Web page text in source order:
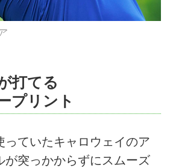
打てる
プリント
ていたキャロウェイのア
が突っかからずにスムーズ